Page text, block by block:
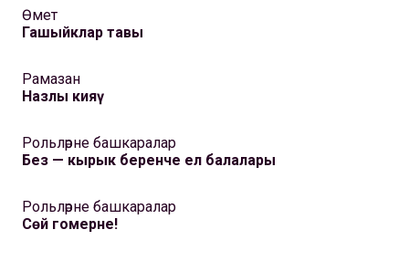
Өмет
Гашыйклар тавы
Рамазан
Назлы кияү
Рольләрне башкаралар
Без — кырык беренче ел балалары
Рольләрне башкаралар
Сөй гомерне!